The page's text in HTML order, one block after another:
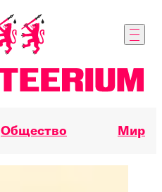
Общество Мир